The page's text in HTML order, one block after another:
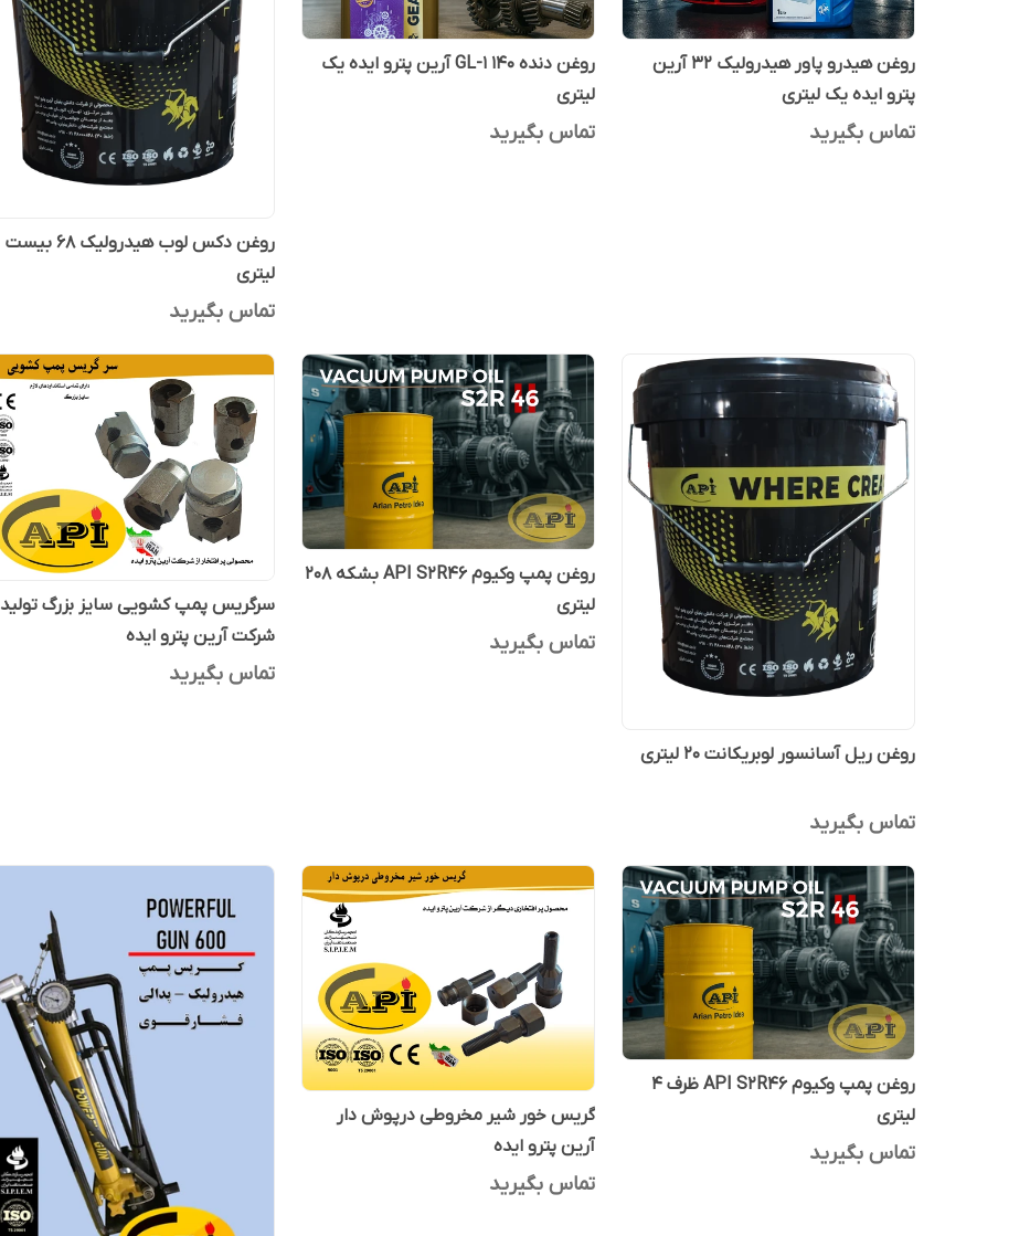
روغن هیدرو پاور هیدرولیک 32 آرین
پترو ایده یک لیتری
تماس بگیرید
روغن دنده GL-1 140 آرین پترو ایده یک
لیتری
تماس بگیرید
روغن دکس لوب هیدرولیک 68 بیست
لیتری
تماس بگیرید
روغن ریل آسانسور لوبریکانت 20 لیتری
تماس بگیرید
روغن پمپ وکیوم API S2R46 بشکه 208
لیتری
تماس بگیرید
سرگریس پمپ کشویی سایز بزرگ تولید
شرکت آرین پترو ایده
تماس بگیرید
روغن پمپ وکیوم API S2R46 ظرف 4
لیتری
تماس بگیرید
گریس خور شیر مخروطی درپوش دار
آرین پترو ایده
تماس بگیرید